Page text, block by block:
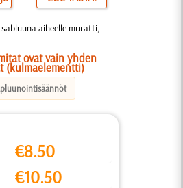
aiheelle muratti,
ovat vain yhden
(kulmaelementti)
€8.50
€10.50